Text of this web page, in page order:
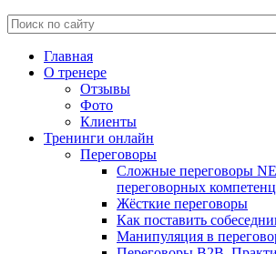
Главная
О тренере
Отзывы
Фото
Клиенты
Тренинги онлайн
Переговоры
Сложные переговоры
переговорных
Жёсткие переговоры
Как поставить
Манипуляция в